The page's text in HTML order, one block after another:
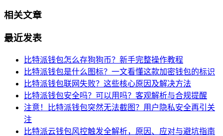
相关文章
最近发表
比特派钱包怎么存狗狗币？新手完整操作教程
比特派钱包是什么图标？一文看懂这款加密钱包的标识
比特派钱包联网失败？这些核心原因及解决方法
比特派钱包安全吗？可以用吗？客观解析与合规提醒
注意！比特派钱包突然无法截图？用户隐私安全再引关
注
比特派云钱包风控触发全解析，原因、应对与避坑指南